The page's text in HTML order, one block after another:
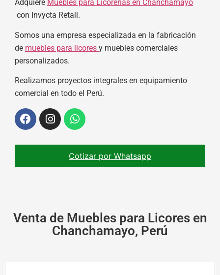
Adquiere Muebles para Licorerías en Chanchamayo
con Invycta Retail.
Somos una empresa especializada en la fabricación
de muebles para licores y muebles comerciales
personalizados.
Realizamos proyectos integrales en equipamiento
comercial en todo el Perú.
Cotizar por Whatsapp
Venta de Muebles para Licores en
Chanchamayo, Perú